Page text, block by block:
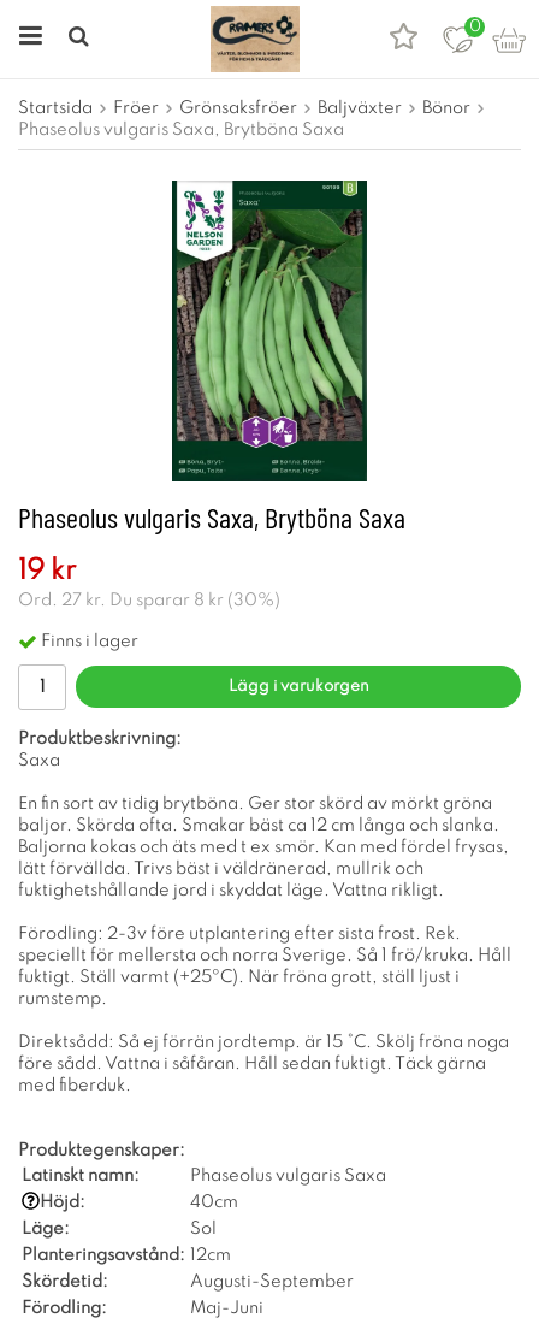
0
Startsida Fröer Grönsaksfröer Baljväxter
Bönor
Phaseolus vulgaris Saxa, Brytböna Saxa
Phaseolus vulgaris Saxa, Brytböna Saxa
19 kr
Ord. 27 kr. Du sparar 8 kr ( 30%)
Finns i lager
Lägg i varukorgen
Produktbeskrivning:
Saxa
En fin sort av tidig brytböna. Ger stor skörd av mörkt gröna
baljor. Skörda ofta. Smakar bäst ca 12 cm långa och slanka.
Baljorna kokas och äts med t ex smör. Kan med fördel frysas,
lätt förvällda. Trivs bäst i väldränerad, mullrik och
fuktighetshållande jord i skyddat läge. Vattna rikligt.
Förodling: 2-3v före utplantering efter sista frost. Rek.
speciellt för mellersta och norra Sverige. Så 1 frö/kruka. Håll
fuktigt. Ställ varmt (+25ºC). När fröna grott, ställ ljust i
rumstemp.
Direktsådd: Så ej förrän jordtemp. är 15 °C. Skölj fröna noga
före sådd. Vattna i såfåran. Håll sedan fuktigt. Täck gärna
med fiberduk.
Produktegenskaper:
Latinskt namn:
Phaseolus vulgaris Saxa
Höjd:
40cm
Läge:
Sol
Planteringsavstånd: 12cm
Skördetid:
Augusti-September
Förodling:
Maj-Juni